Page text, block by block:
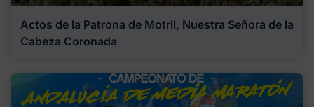
Actos de la Patrona de Motril, Nuestra Señora de la
Cabeza Coronada